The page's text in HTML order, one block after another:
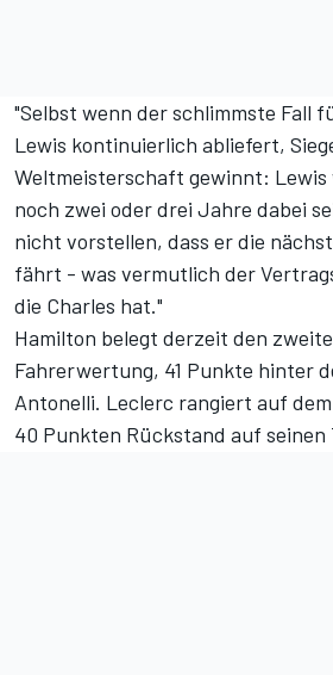
"Selbst wenn der schlimmste Fall
Lewis kontinuierlich abliefert,
Weltmeisterschaft gewinnt:
noch zwei oder drei Jahre dabei
nicht vorstellen, dass er die
fährt - was vermutlich der
die Charles hat."
Hamilton belegt derzeit den
Fahrerwertung, 41 Punkte hinter
Antonelli. Leclerc rangiert auf
40 Punkten Rückstand auf seinen